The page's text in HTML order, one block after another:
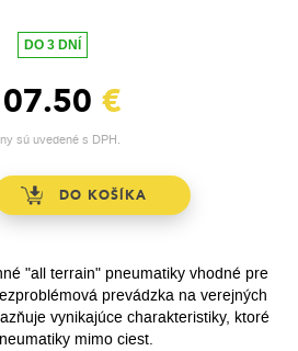
DO 3 DNÍ
€
sú uvedené s DPH.
"all terrain" pneumatiky vhodné pre
prevádzka na verejných
vynikajúce charakteristiky, ktoré
mimo ciest.